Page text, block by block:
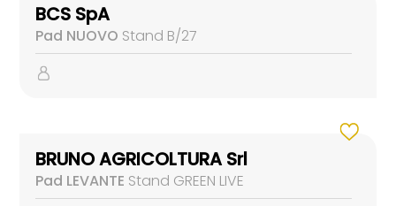
BCS SpA
Pad NUOVO Stand B/27
BRUNO AGRICOLTURA Srl
Pad LEVANTE Stand GREEN LIVE